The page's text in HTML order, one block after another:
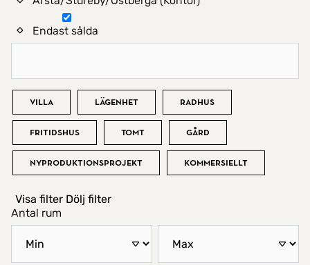
Endast sålda
Bostadstyp
Villa Lägenhet Radhus
Fritidshus Tomt Gård
Nyproduktionsprojekt Kommersiellt
Visa filter Dölj filter
Antal rum